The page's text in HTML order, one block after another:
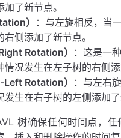
了新节点。
）
：与左旋相反，当
侧添加了新节点。
Rotation）
：这是一
况发生在左子树的右侧添
Rotation）
：与左右
生在右子树的左侧添加了
树确保任何时间点，